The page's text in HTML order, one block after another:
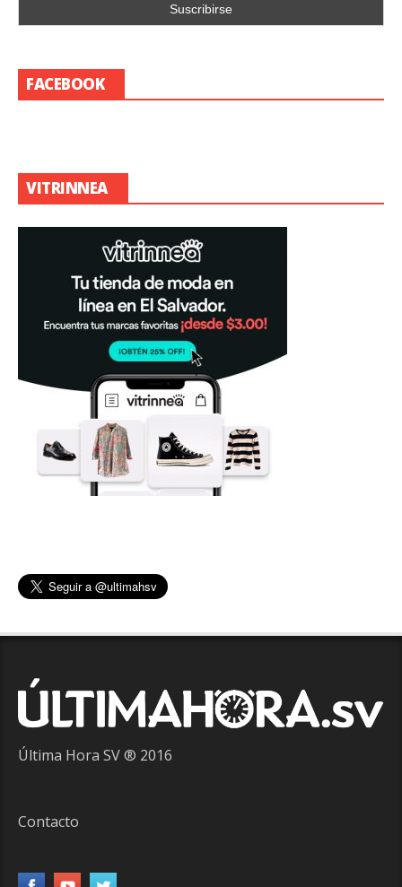
FACEBOOK
VITRINNEA
Última Hora SV ® 2016
Contacto